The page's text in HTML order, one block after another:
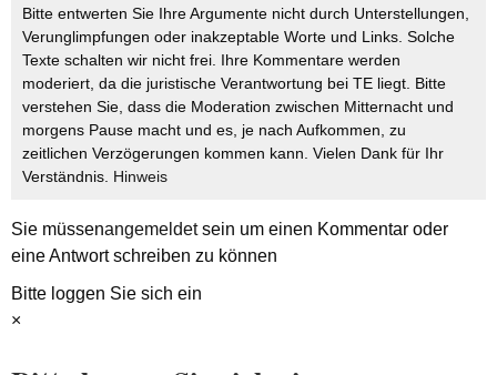
Bitte entwerten Sie Ihre Argumente nicht durch Unterstellungen,
Verunglimpfungen oder inakzeptable Worte und Links. Solche
Texte schalten wir nicht frei. Ihre Kommentare werden
moderiert, da die juristische Verantwortung bei TE liegt. Bitte
verstehen Sie, dass die Moderation zwischen Mitternacht und
morgens Pause macht und es, je nach Aufkommen, zu
zeitlichen Verzögerungen kommen kann. Vielen Dank für Ihr
Verständnis. Hinweis
Sie müssenangemeldetsein um einen Kommentar oder
eine Antwort schreiben zu können
Bitte loggen Sie sich ein
×